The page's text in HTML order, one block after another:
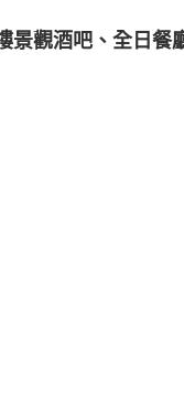
景觀酒吧、全日